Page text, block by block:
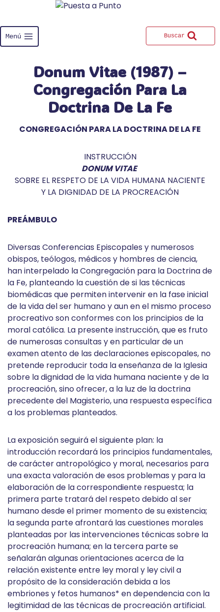
contenido
Menú Buscar
Donum Vitae (1987) –
Congregación Para La
Doctrina De La Fe
CONGREGACIÓN PARA LA DOCTRINA DE LA FE
INSTRUCCIÓN
DONUM VITAE
SOBRE EL RESPETO DE LA VIDA HUMANA NACIENTE
Y LA DIGNIDAD DE LA PROCREACIÓN
PREÁMBULO
Diversas Conferencias Episcopales y numerosos
obispos, teólogos, médicos y hombres de ciencia,
han interpelado la Congregación para la Doctrina de
la Fe, planteando la cuestión de si las técnicas
biomédicas que permiten intervenir en la fase inicial
de la vida del ser humano y aun en el mismo proceso
procreativo son conformes con los principios de la
moral católica. La presente instrucción, que es fruto
de numerosas consultas y en particular de un
examen atento de las declaraciones episcopales, no
pretende reproducir toda la enseñanza de la Iglesia
sobre la dignidad de la vida humana naciente y de la
procreación, sino ofrecer, a la luz de la doctrina
precedente del Magisterio, una respuesta específica
a los problemas planteados.
La exposición seguirá el siguiente plan: la
introducción recordará los principios fundamentales,
de carácter antropológico y moral, necesarios para
una exacta valoración de esos problemas y para la
elaboración de la correspondiente respuesta; la
primera parte tratará del respeto debido al ser
humano desde el primer momento de su existencia;
la segunda parte afrontará las cuestiones morales
planteadas por las intervenciones técnicas sobre la
procreación humana; en la tercera parte se
señalarán algunas orientaciones acerca de la
relación existente entre ley moral y ley civil a
propósito de la consideración debida a los
embriones y fetos humanos* en dependencia con la
legitimidad de las técnicas de procreación artificial.